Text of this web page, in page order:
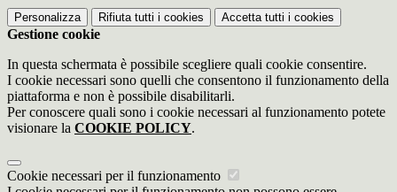
Personalizza Rifiuta tutti i cookies Accetta tutti i cookies
Gestione cookie
In questa schermata è possibile scegliere quali cookie consentire.
I cookie necessari sono quelli che consentono il funzionamento della
piattaforma e non è possibile disabilitarli.
Per conoscere quali sono i cookie necessari al funzionamento potete
visionare la COOKIE POLICY.
Cookie necessari per il funzionamento